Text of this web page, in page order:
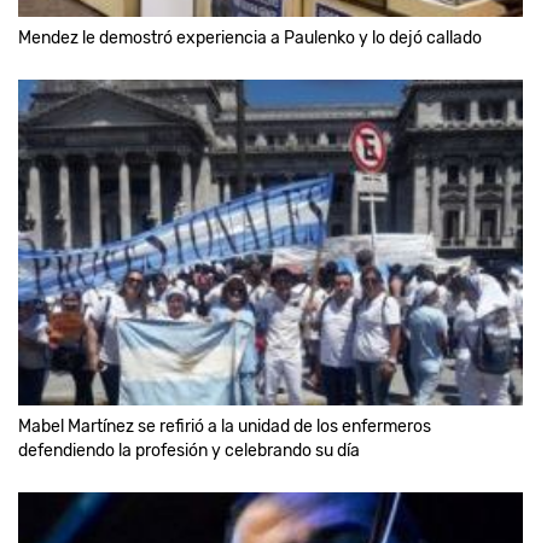
Mendez le demostró experiencia a Paulenko y lo dejó callado
Mabel Martínez se refirió a la unidad de los enfermeros
defendiendo la profesión y celebrando su día